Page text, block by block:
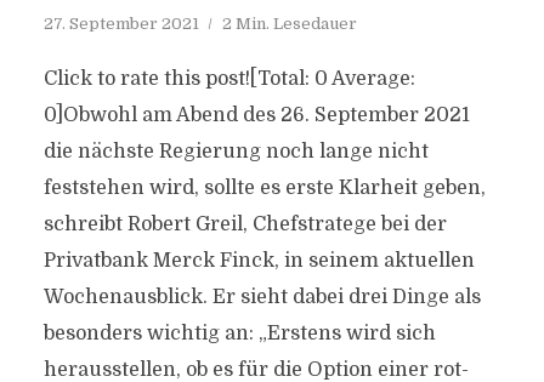
27. September 2021 2 Min. Lesedauer
Click to rate this post![Total: 0 Average:
0]Obwohl am Abend des 26. September 2021
die nächste Regierung noch lange nicht
feststehen wird, sollte es erste Klarheit geben,
schreibt Robert Greil, Chefstratege bei der
Privatbank Merck Finck, in seinem aktuellen
Wochenausblick. Er sieht dabei drei Dinge als
besonders wichtig an: „Erstens wird sich
herausstellen, ob es für die Option einer rot-